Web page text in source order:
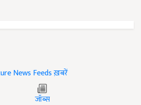
ख़बरें
जॉब्स